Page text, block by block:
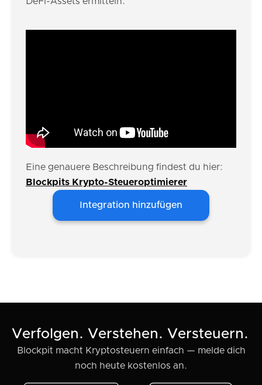
Eine genauere Beschreibung findest du hier:
Blockpits Krypto-Steueroptimierer
Integration hinzufügen
Verfolgen. Verstehen. Versteuern.
Blockpit macht Kryptosteuern einfach — melde dich
noch heute kostenlos an.